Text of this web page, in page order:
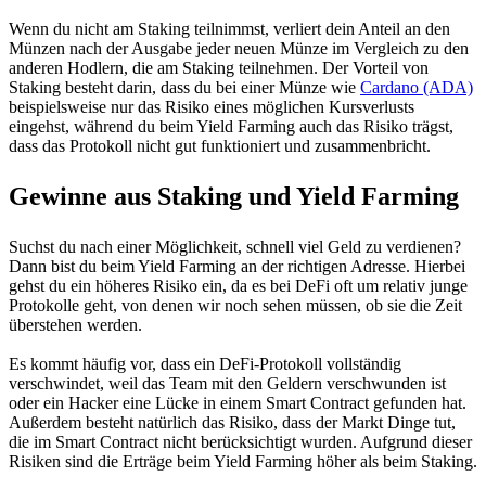
Wenn du nicht am Staking teilnimmst, verliert dein Anteil an den
Münzen nach der Ausgabe jeder neuen Münze im Vergleich zu den
anderen Hodlern, die am Staking teilnehmen. Der Vorteil von
Staking besteht darin, dass du bei einer Münze wie Cardano (ADA)
beispielsweise nur das Risiko eines möglichen Kursverlusts
eingehst, während du beim Yield Farming auch das Risiko trägst,
dass das Protokoll nicht gut funktioniert und zusammenbricht.
Gewinne aus Staking und Yield Farming
Suchst du nach einer Möglichkeit, schnell viel Geld zu verdienen?
Dann bist du beim Yield Farming an der richtigen Adresse. Hierbei
gehst du ein höheres Risiko ein, da es bei DeFi oft um relativ junge
Protokolle geht, von denen wir noch sehen müssen, ob sie die Zeit
überstehen werden.
Es kommt häufig vor, dass ein DeFi-Protokoll vollständig
verschwindet, weil das Team mit den Geldern verschwunden ist
oder ein Hacker eine Lücke in einem Smart Contract gefunden hat.
Außerdem besteht natürlich das Risiko, dass der Markt Dinge tut,
die im Smart Contract nicht berücksichtigt wurden. Aufgrund dieser
Risiken sind die Erträge beim Yield Farming höher als beim Staking.